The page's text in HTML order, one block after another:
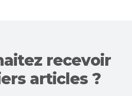
recevoir
articles ?